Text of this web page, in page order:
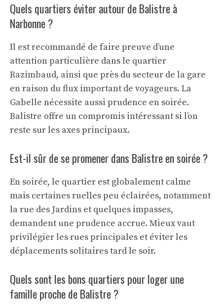
Quels quartiers éviter autour de Balistre à
Narbonne ?
Il est recommandé de faire preuve d’une
attention particulière dans le quartier
Razimbaud, ainsi que près du secteur de la gare
en raison du flux important de voyageurs. La
Gabelle nécessite aussi prudence en soirée.
Balistre offre un compromis intéressant si l’on
reste sur les axes principaux.
Est-il sûr de se promener dans Balistre en soirée ?
En soirée, le quartier est globalement calme
mais certaines ruelles peu éclairées, notamment
la rue des Jardins et quelques impasses,
demandent une prudence accrue. Mieux vaut
privilégier les rues principales et éviter les
déplacements solitaires tard le soir.
Quels sont les bons quartiers pour loger une
famille proche de Balistre ?